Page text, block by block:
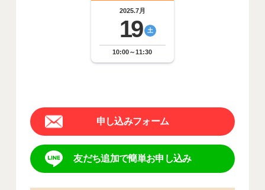
2025.7月
19 土
10:00～11:30
申し込みフォーム
友だち追加で簡単お申し込み